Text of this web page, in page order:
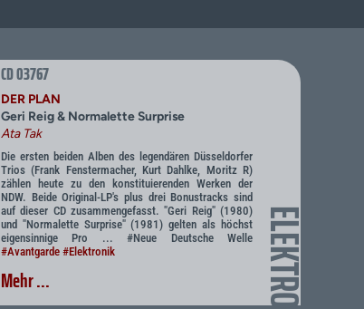
CD 03767
ELEKTRO
DER PLAN
Geri Reig & Normalette Surprise
Ata Tak
Die ersten beiden Alben des legendären Düsseldorfer
Trios (Frank Fenstermacher, Kurt Dahlke, Moritz R)
zählen heute zu den konstituierenden Werken der
NDW. Beide Original-LP's plus drei Bonustracks sind
auf dieser CD zusammengefasst. "Geri Reig" (1980)
und "Normalette Surprise" (1981) gelten als höchst
eigensinnige Pro ... #Neue Deutsche Welle
#Avantgarde #Elektronik
Mehr ...